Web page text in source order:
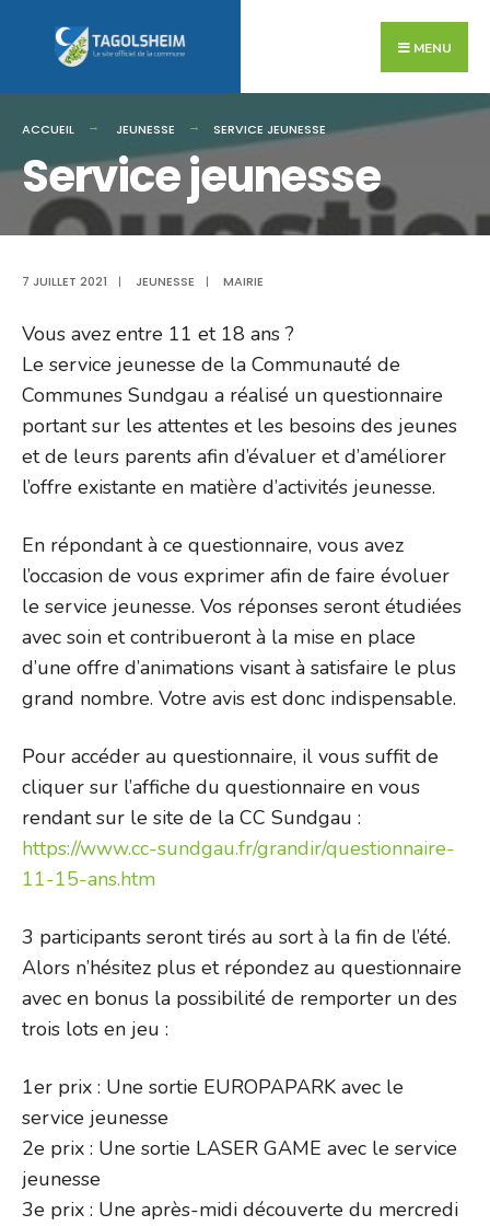
MENU
ACCUEIL JEUNESSE SERVICE JEUNESSE
Service jeunesse
7 JUILLET 2021 | JEUNESSE | MAIRIE
Vous avez entre 11 et 18 ans ?
Le service jeunesse de la Communauté de
Communes Sundgau a réalisé un questionnaire
portant sur les attentes et les besoins des jeunes
et de leurs parents afin d’évaluer et d’améliorer
l’offre existante en matière d’activités jeunesse.
En répondant à ce questionnaire, vous avez
l’occasion de vous exprimer afin de faire évoluer
le service jeunesse. Vos réponses seront étudiées
avec soin et contribueront à la mise en place
d’une offre d’animations visant à satisfaire le plus
grand nombre. Votre avis est donc indispensable.
Pour accéder au questionnaire, il vous suffit de
cliquer sur l’affiche du questionnaire en vous
rendant sur le site de la CC Sundgau :
https://www.cc-sundgau.fr/grandir/questionnaire-
11-15-ans.htm
3 participants seront tirés au sort à la fin de l’été.
Alors n’hésitez plus et répondez au questionnaire
avec en bonus la possibilité de remporter un des
trois lots en jeu :
1er prix : Une sortie EUROPAPARK avec le
service jeunesse
2e prix : Une sortie LASER GAME avec le service
jeunesse
3e prix : Une après-midi découverte du mercredi
for: